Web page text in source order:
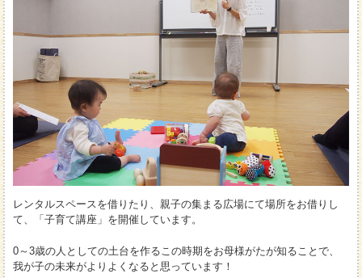
レンタルスペースを借りたり、親子の集まる広場にて場所をお借りし
て、「子育て講座」を開催しています。
0～3歳の人としての土台を作るこの時期をお母様がたが知ることで、
我が子の未来がよりよくなると思っています！